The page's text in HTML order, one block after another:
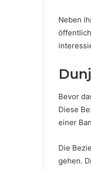
Neben
Bevor
Diese
einer
Die
gehen.